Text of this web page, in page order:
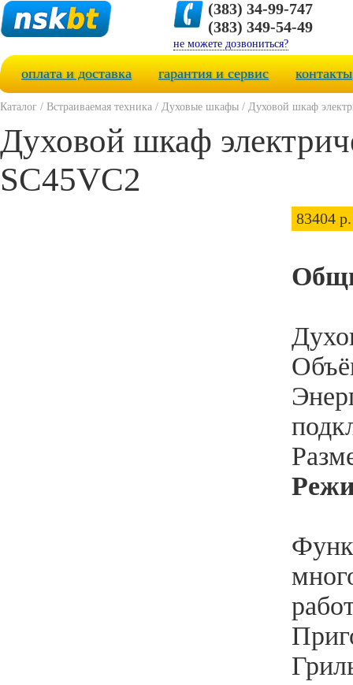
(383) 34-99-747
(383) 349-54-49
не можете дозвониться?
оплата и доставка гарантия и сервис контакты
Каталог / Встраиваемая техника / Духовые шкафы / Духовой шкаф
Духовой шкаф
SC45VC2
83404 р.